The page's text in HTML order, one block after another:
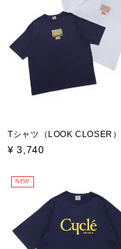
Tシャツ（LOOK CLOSER）
¥ 3,740
NEW